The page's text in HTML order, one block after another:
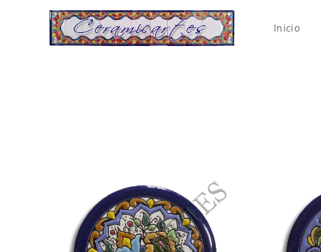
Inicio